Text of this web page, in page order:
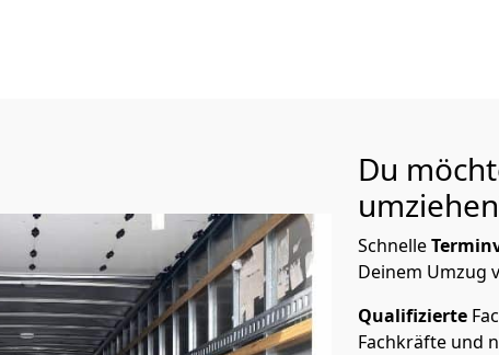
Du
Schnelle
Deinem Umzug
Qualifizierte
Fachkräfte und